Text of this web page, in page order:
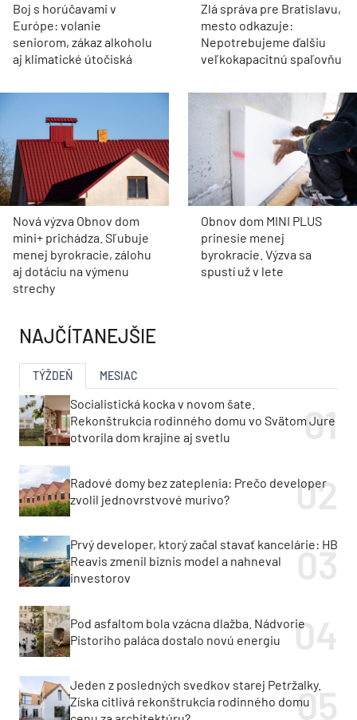
Boj s horúčavami v
Európe: volanie
seniorom, zákaz alkoholu
aj klimatické útočiská
Zlá správa pre Bratislavu,
mesto odkazuje:
Nepotrebujeme ďalšiu
veľkokapacitnú spaľovňu
Nová výzva Obnov dom
mini+ prichádza. Sľubuje
menej byrokracie, zálohu
aj dotáciu na výmenu
strechy
Obnov dom MINI PLUS
prinesie menej
byrokracie. Výzva sa
spustí už v lete
NAJČÍTANEJŠIE
TÝŽDEŇ MESIAC
Socialistická kocka v novom šate.
Rekonštrukcia rodinného domu vo Svätom Jure
otvorila dom krajine aj svetlu
Radové domy bez zateplenia: Prečo developer
zvolil jednovrstvové murivo?
Prvý developer, ktorý začal stavať kancelárie: HB
Reavis zmenil biznis model a nahneval
investorov
Pod asfaltom bola vzácna dlažba. Nádvorie
Pistoriho paláca dostalo novú energiu
Jeden z posledných svedkov starej Petržalky.
Získa citlivá rekonštrukcia rodinného domu